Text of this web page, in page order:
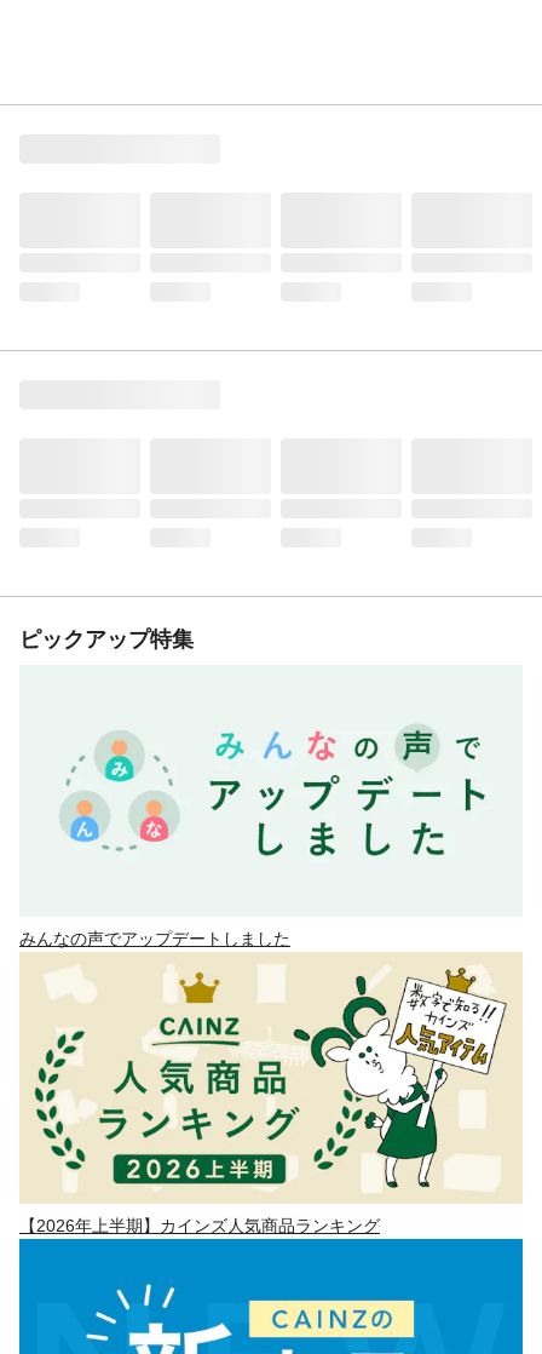
ピックアップ特集
みんなの声でアップデートしました
【2026年上半期】カインズ人気商品ランキング